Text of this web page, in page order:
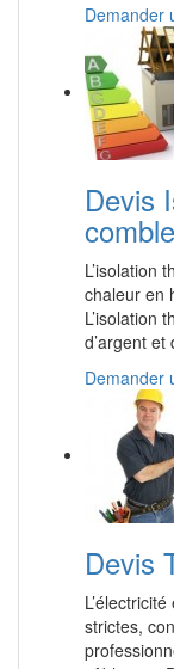
Demander
Devis
L’isolation
chaleur en
L’isolation
d’argent
Demander
Devis
strictes,